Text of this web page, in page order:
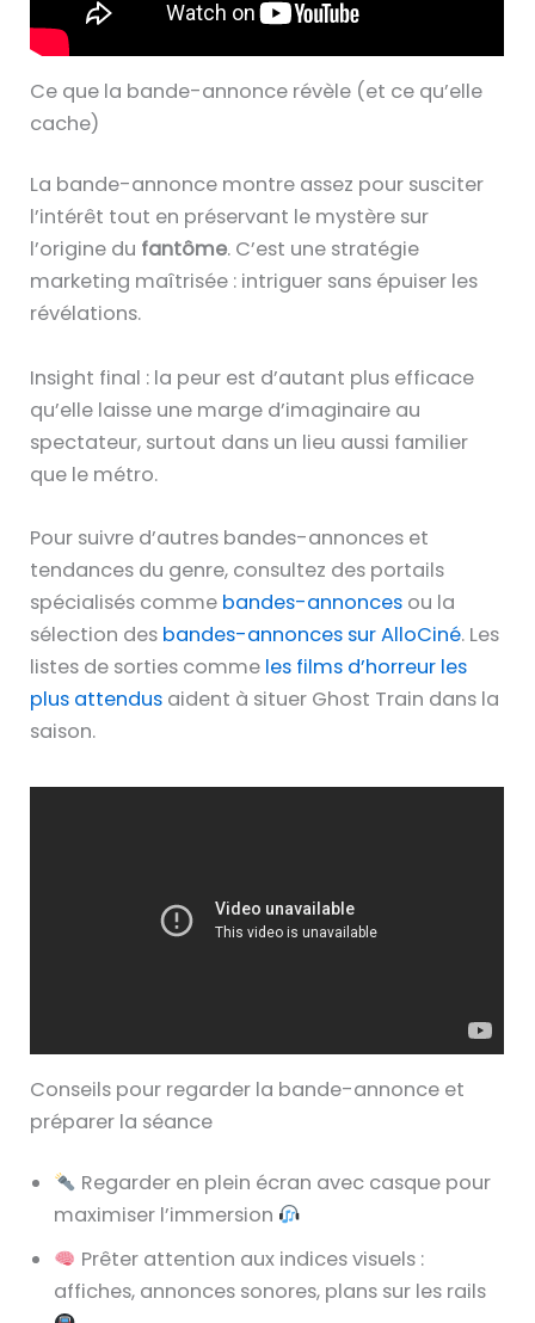
Ce que la bande-annonce révèle (et ce qu’elle
cache)
La bande-annonce montre assez pour susciter
l’intérêt tout en préservant le mystère sur
l’origine du fantôme. C’est une stratégie
marketing maîtrisée : intriguer sans épuiser les
révélations.
Insight final : la peur est d’autant plus efficace
qu’elle laisse une marge d’imaginaire au
spectateur, surtout dans un lieu aussi familier
que le métro.
Pour suivre d’autres bandes-annonces et
tendances du genre, consultez des portails
spécialisés comme bandes-annonces ou la
sélection des bandes-annonces sur AlloCiné. Les
listes de sorties comme les films d’horreur les
plus attendus aident à situer Ghost Train dans la
saison.
Conseils pour regarder la bande-annonce et
préparer la séance
Regarder en plein écran avec casque pour
maximiser l’immersion
Prêter attention aux indices visuels :
affiches, annonces sonores, plans sur les rails